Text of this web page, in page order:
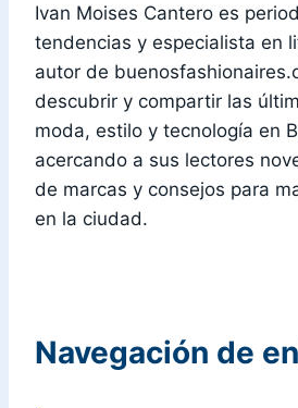
Ivan Moises Cantero es
tendencias y especialista en
autor de
descubrir y compartir las
moda, estilo y tecnología en
acercando a sus lectores
de marcas y consejos para
en la ciudad.
Navegación de